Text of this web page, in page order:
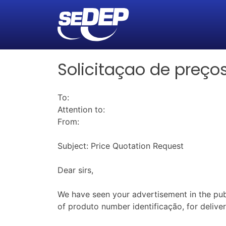
Solicitaçao de
To:
Attention to:
From:
Subject: Price Quotation Request
Dear sirs,
We have seen your advertisement in the
of produto number identificação, for